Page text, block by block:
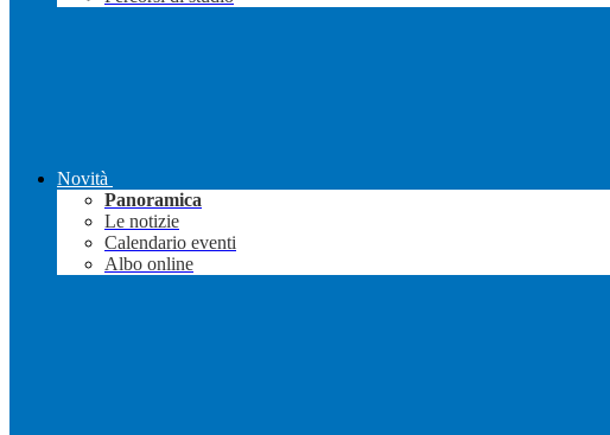
Novità
Panoramica
Le notizie
Calendario eventi
Albo online